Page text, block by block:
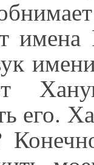
его.